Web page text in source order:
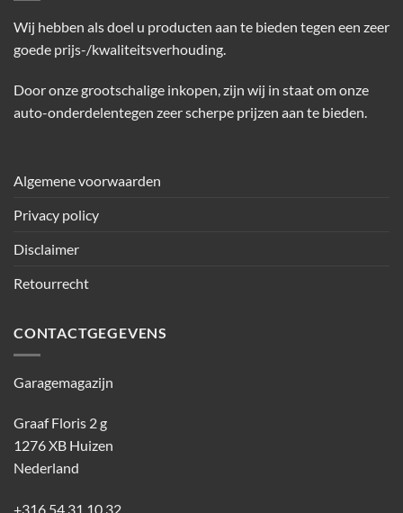
Wij hebben als doel u producten aan te bieden tegen een zeer
goede prijs-/kwaliteitsverhouding.
Door onze grootschalige inkopen, zijn wij in staat om onze
auto-onderdelentegen zeer scherpe prijzen aan te bieden.
Algemene voorwaarden
Privacy policy
Disclaimer
Retourrecht
CONTACTGEGEVENS
Garagemagazijn
Graaf Floris 2 g
1276 XB Huizen
Nederland
+316 54 31 10 32